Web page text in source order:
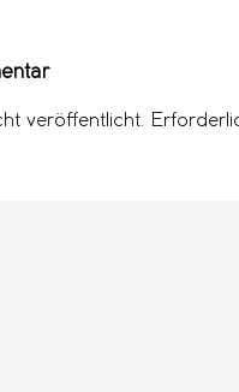
veröffentlicht.